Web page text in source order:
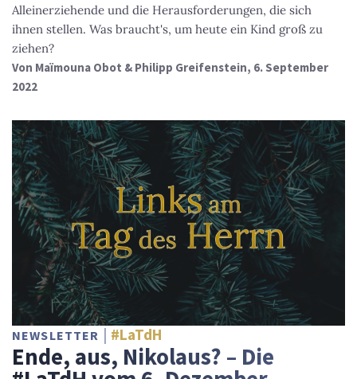
Alleinerziehende und die Herausforderungen, die sich
ihnen stellen. Was braucht's, um heute ein Kind groß zu
ziehen?
Von Maïmouna Obot & Philipp Greifenstein, 6. September
2022
NEWSLETTER #LaTdH
Ende, aus, Nikolaus? – Die